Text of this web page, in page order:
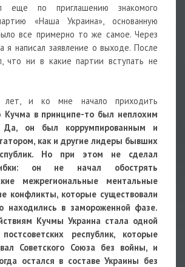
еще по приглашению знакомого
«Наша Украина», основанную
все примерно то же самое. Через
я написал заявление о выходе. После
что ни в какие партии вступать не
и ко мне начало приходить
Кучма в принципе-то был неплохим
Да, он был коррумпированным и
как и другие лидеры бывших
Но при этом не сделал
он не начал обострять
межрегиональные ментальные
конфликты, которые существовали
находились в замороженной фазе.
Кучмы Украина стала одной
республик, которые
Советского Союза без войны, и
остался в составе Украины без